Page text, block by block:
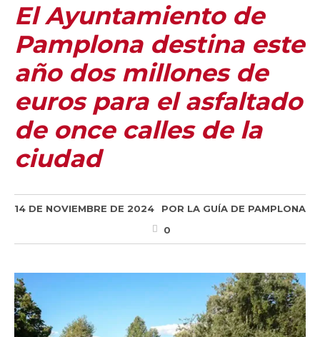
El Ayuntamiento de
Pamplona destina este
año dos millones de
euros para el asfaltado
de once calles de la
ciudad
14 DE NOVIEMBRE DE 2024 POR LA GUÍA DE PAMPLONA
0